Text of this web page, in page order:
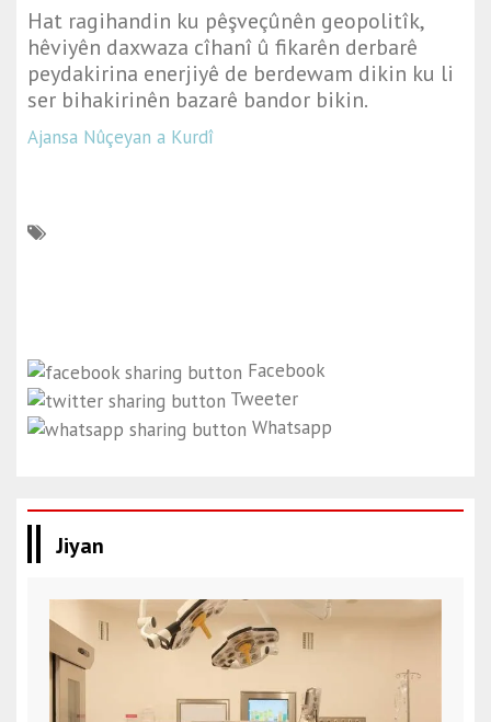
Hat ragihandin ku pêşveçûnên geopolitîk,
hêviyên daxwaza cîhanî û fikarên derbarê
peydakirina enerjiyê de berdewam dikin ku li
ser bihakirinên bazarê bandor bikin.
Ajansa Nûçeyan a Kurdî
Facebook
Tweeter
Whatsapp
Jiyan